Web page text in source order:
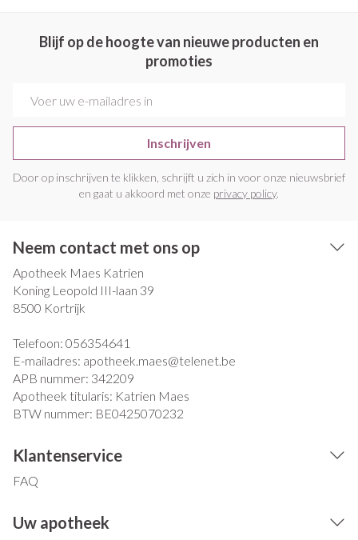
Blijf op de hoogte van nieuwe producten en
promoties
Inschrijven
Door op inschrijven te klikken, schrijft u zich in voor onze nieuwsbrief
en gaat u akkoord met onze privacy policy.
Neem contact met ons op
Apotheek Maes Katrien
Koning Leopold III-laan 39
8500 Kortrijk
Telefoon: 056354641
E-mailadres: apotheek.maes@telenet.be
APB nummer: 342209
Apotheek titularis: Katrien Maes
BTW nummer: BE0425070232
Klantenservice
FAQ
Uw apotheek